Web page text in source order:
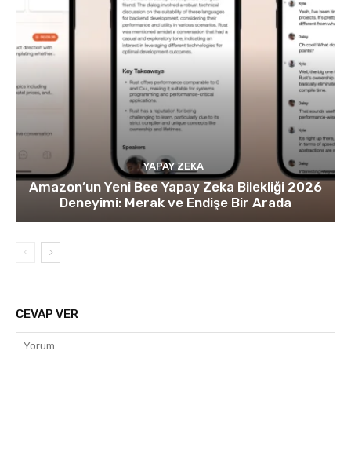
YAPAY ZEKA
Amazon’un Yeni Bee Yapay Zeka Bilekliği 2026
Deneyimi: Merak ve Endişe Bir Arada
CEVAP VER